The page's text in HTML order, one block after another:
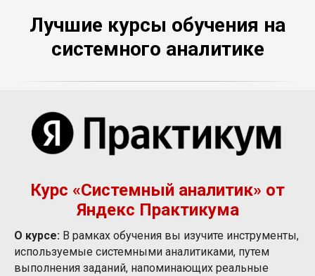
Лучшие курсы обучения на
системного аналитике
Курс «Системный аналитик» от
Яндекс Практикума
О курсе: В рамках обучения вы изучите инструменты,
используемые системными аналитиками, путем
выполнения заданий, напоминающих реальные